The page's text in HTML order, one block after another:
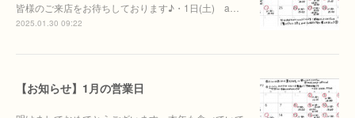
皆様のご来店をお待ちしております♪・1日(土) a…
2025.01.30 09:22
【お知らせ】1月の営業日